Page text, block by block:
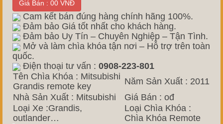
Giá Bán : 00 VNĐ
Cam kết bán đúng hàng chính hãng 100%.
Đảm bảo Giá tốt nhất cho khách hàng.
Đảm bảo Uy Tín – Chuyên Nghiệp – Tận Tình.
Mở và làm chìa khóa tận nơi – Hỗ trợ trên toàn
quốc.
Điện thoại tư vấn : 0908-223-801
Tên Chìa Khóa : Mitsubishi
Grandis remote key
Năm Sản Xuất : 2011
Nhà Sản Xuất : Mitsubishi
Giá Bán : ođ
Loại Xe :Grandis,
outlander…
Loại Chìa Khóa :
Chìa Khóa Remote